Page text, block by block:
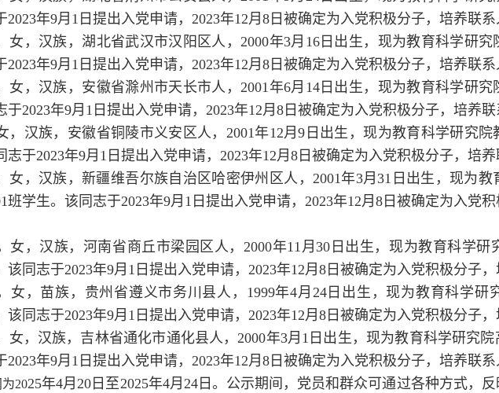
2023年9月1日提出入党申请，2023年12月8日被确定为入党积极分子，培养联系
女，汉族，湖北省武汉市汉阳区人，2000年3月16日出生，现为教育科学研究
2023年9月1日提出入党申请，2023年12月8日被确定为入党积极分子，培养联系
女，汉族，安徽省滁州市天长市人，2001年6月14日出生，现为教育科学研究
于2023年9月1日提出入党申请，2023年12月8日被确定为入党积极分子，培养联
，汉族，安徽省铜陵市义安区人，2001年12月9日出生，现为教育科学研究院
志于2023年9月1日提出入党申请，2023年12月8日被确定为入党积极分子，培养
女，汉族，新疆维吾尔族自治区哈密伊州区人，2001年3月31日出生，现为
班学生。该同志于2023年9月1日提出入党申请，2023年12月8日被确定为入党
女，汉族，河南省商丘市梁园区人，2000年11月30日出生，现为教育科学
该同志于2023年9月1日提出入党申请，2023年12月8日被确定为入党积极分子
女，苗族，贵州省遵义市务川县人，1999年4月24日出生，现为教育科学研
该同志于2023年9月1日提出入党申请，2023年12月8日被确定为入党积极分子
女，汉族，吉林省通化市通化县人，2000年3月1日出生，现为教育科学研究
2023年9月1日提出入党申请，2023年12月8日被确定为入党积极分子，培养联系
2025年4月20日至2025年4月24日。公示期间，党员和群众可通过各种方式，